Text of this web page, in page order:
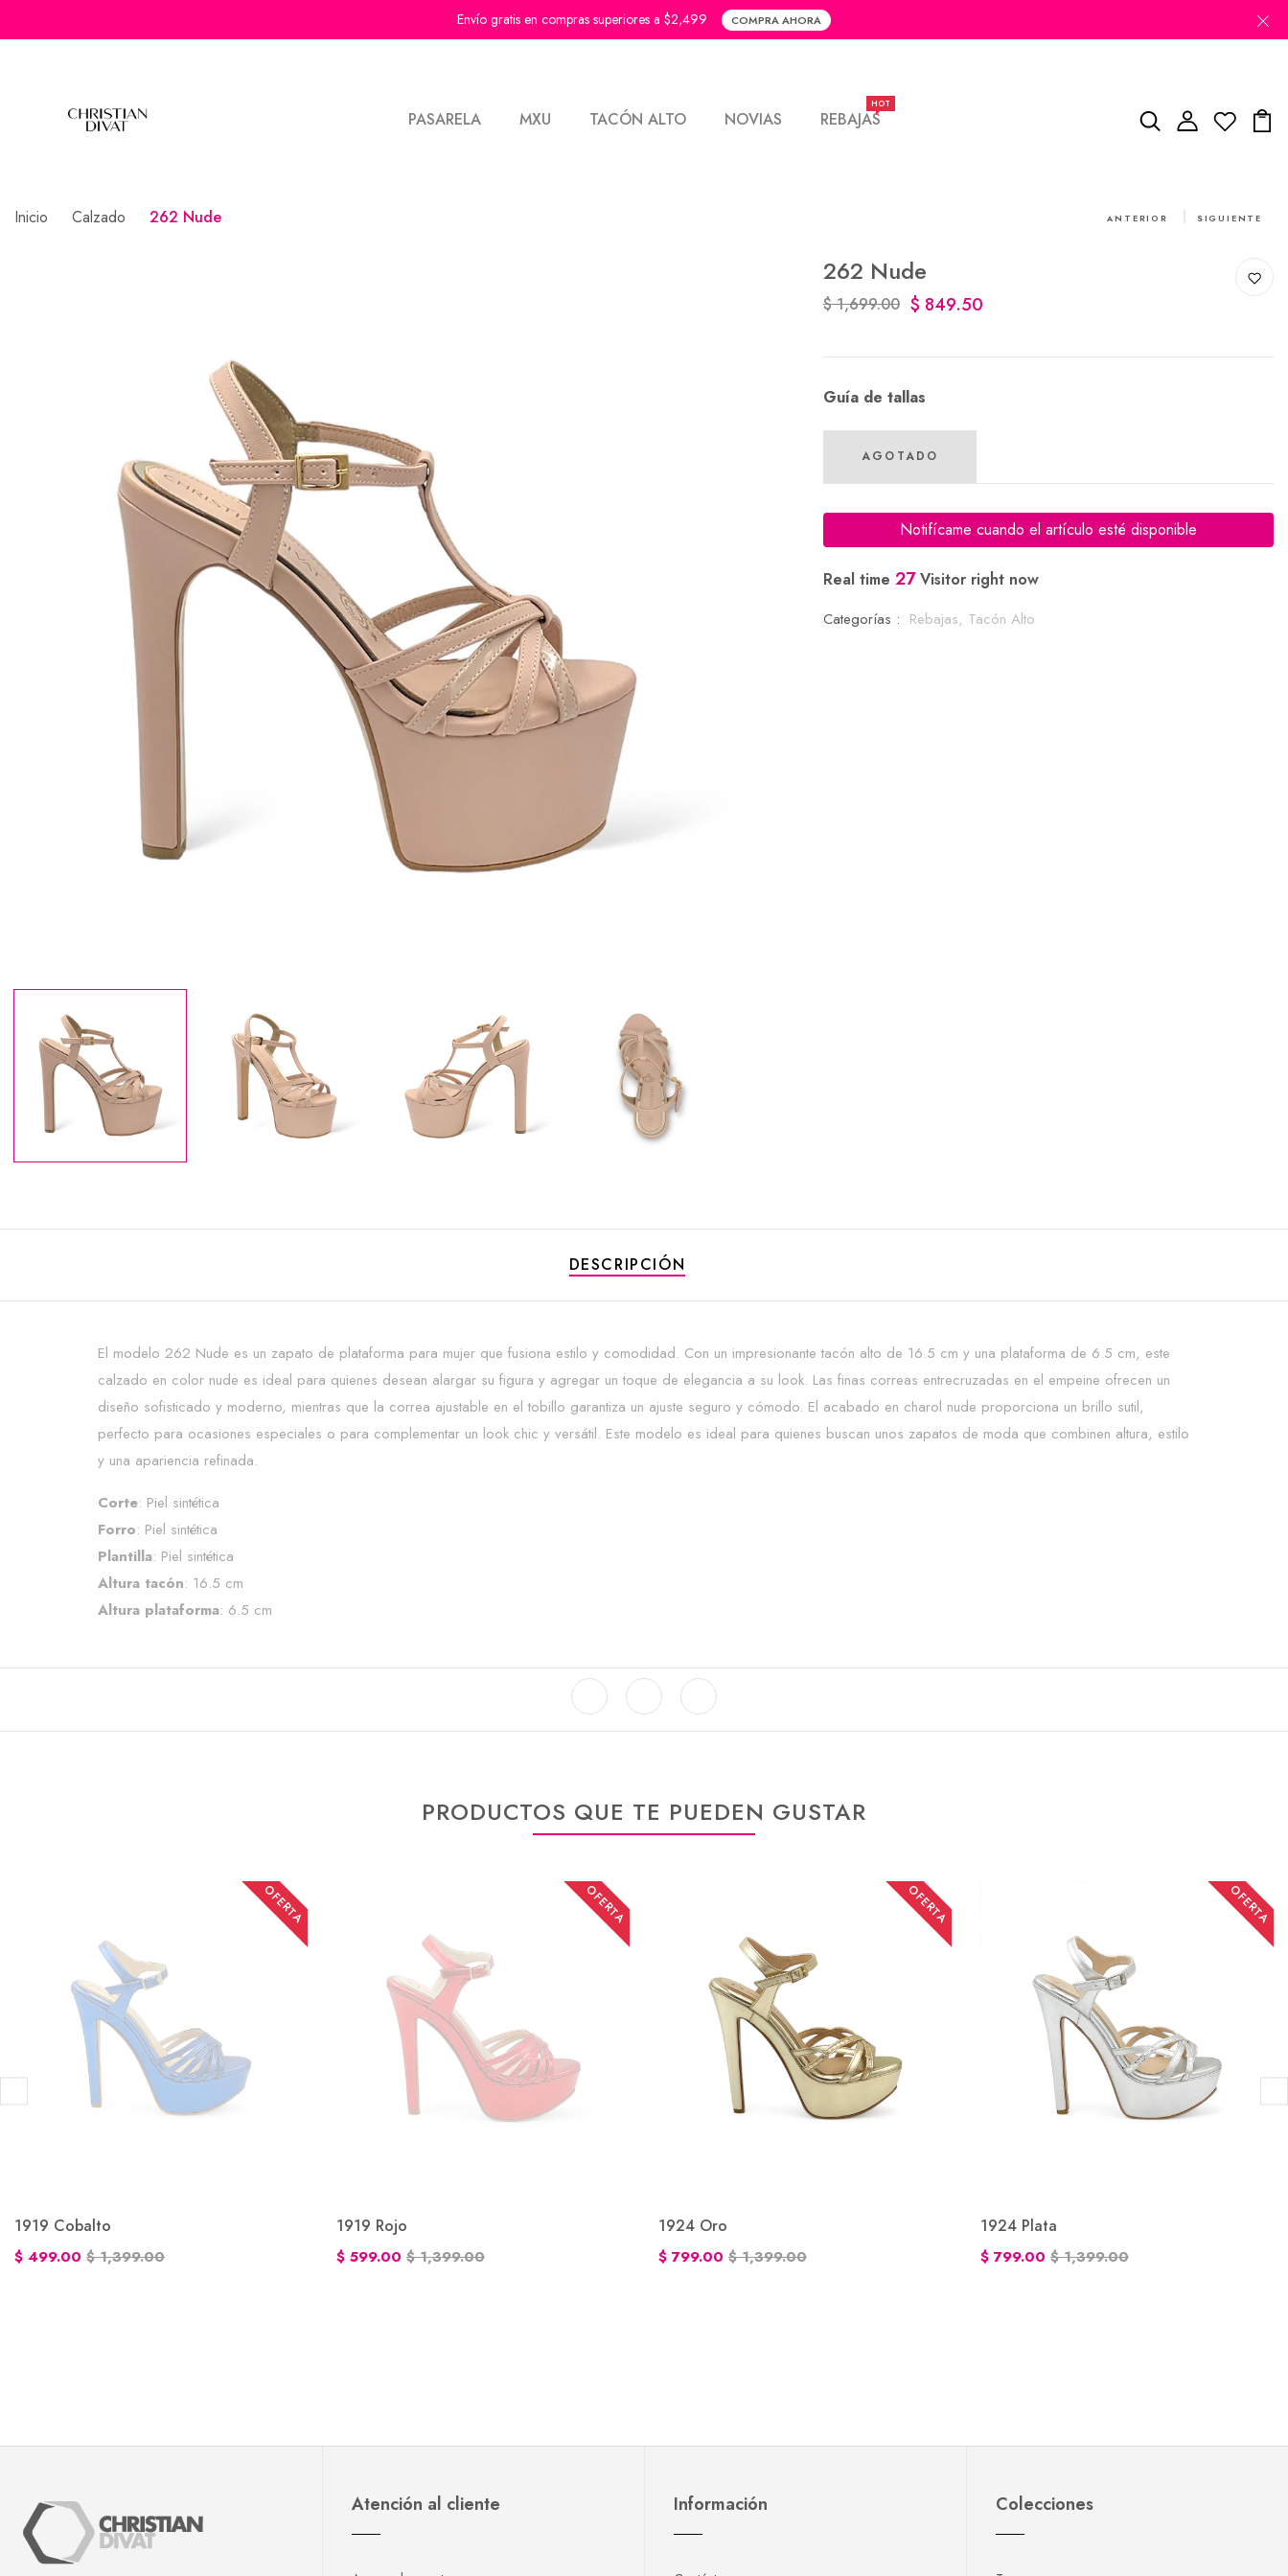
Envío gratis en compras superiores a $2,499 COMPRA AHORA
PASARELA MXU TACÓN ALTO NOVIAS REBAJAS
HOT
Inicio Calzado 262 Nude ANTERIOR SIGUIENTE
262 Nude
$ 1,699.00 $ 849.50
Guía de tallas
AGOTADO
Notifícame cuando el artículo esté disponible
Real time 27Visitor right now
Categorías : Rebajas, Tacón Alto
DESCRIPCIÓN
El modelo 262 Nude es un zapato de plataforma para mujer que fusiona estilo y comodidad. Con un impresionante tacón alto de 16.5 cm y una plataforma de 6.5 cm, este
calzado en color nude es ideal para quienes desean alargar su figura y agregar un toque de elegancia a su look. Las finas correas entrecruzadas en el empeine ofrecen un
diseño sofisticado y moderno, mientras que la correa ajustable en el tobillo garantiza un ajuste seguro y cómodo. El acabado en charol nude proporciona un brillo sutil,
perfecto para ocasiones especiales o para complementar un look chic y versátil. Este modelo es ideal para quienes buscan unos zapatos de moda que combinen altura, estilo
y una apariencia refinada.
Corte: Piel sintética
Forro: Piel sintética
Plantilla: Piel sintética
Altura tacón: 16.5 cm
Altura plataforma: 6.5 cm
PRODUCTOS QUE TE PUEDEN GUSTAR
OFERTA
1919 Cobalto
$ 499.00 $ 1,399.00
OFERTA
1919 Rojo
$ 599.00 $ 1,399.00
OFERTA
1924 Oro
$ 799.00 $ 1,399.00
OFERTA
1924 Plata
$ 799.00 $ 1,399.00
Atención al cliente Información Colecciones